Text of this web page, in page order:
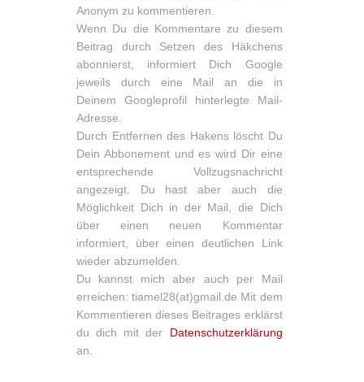
Anonym zu kommentieren.
Wenn Du die Kommentare zu diesem
Beitrag durch Setzen des Häkchens
abonnierst, informiert Dich Google
jeweils durch eine Mail an die in
Deinem Googleprofil hinterlegte Mail-
Adresse.
Durch Entfernen des Hakens löscht Du
Dein Abbonement und es wird Dir eine
entsprechende Vollzugsnachricht
angezeigt. Du hast aber auch die
Möglichkeit Dich in der Mail, die Dich
über einen neuen Kommentar
informiert, über einen deutlichen Link
wieder abzumelden.
Du kannst mich aber auch per Mail
erreichen: tiamel28(at)gmail.de Mit dem
Kommentieren dieses Beitrages erklärst
du dich mit der Datenschutzerklärung
an.